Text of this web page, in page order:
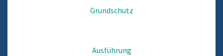
Grundschutz
Ausführung